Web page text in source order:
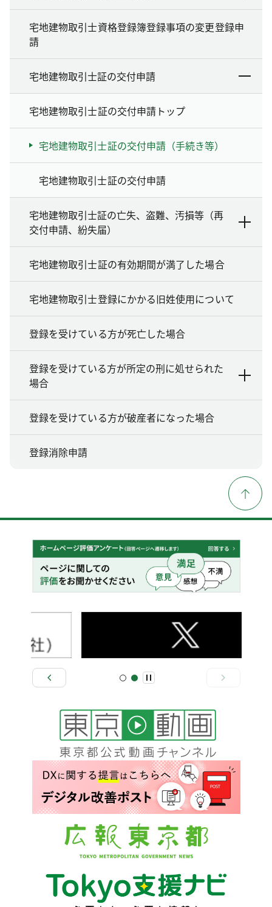
宅地建物取引士資格登録簿登録事項の変更登録申
請
宅地建物取引士証の交付申請
宅地建物取引士証の交付申請トップ
宅地建物取引士証の交付申請（手続き等）
宅地建物取引士証の交付申請
宅地建物取引士証の亡失、盗難、汚損等（再
交付申請、紛失届）
宅地建物取引士証の有効期間が満了した場合
宅地建物取引士登録にかかる旧姓使用について
登録を受けている方が死亡した場合
登録を受けている方が所定の刑に処せられた
場合
登録を受けている方が破産者になった場合
登録消除申請